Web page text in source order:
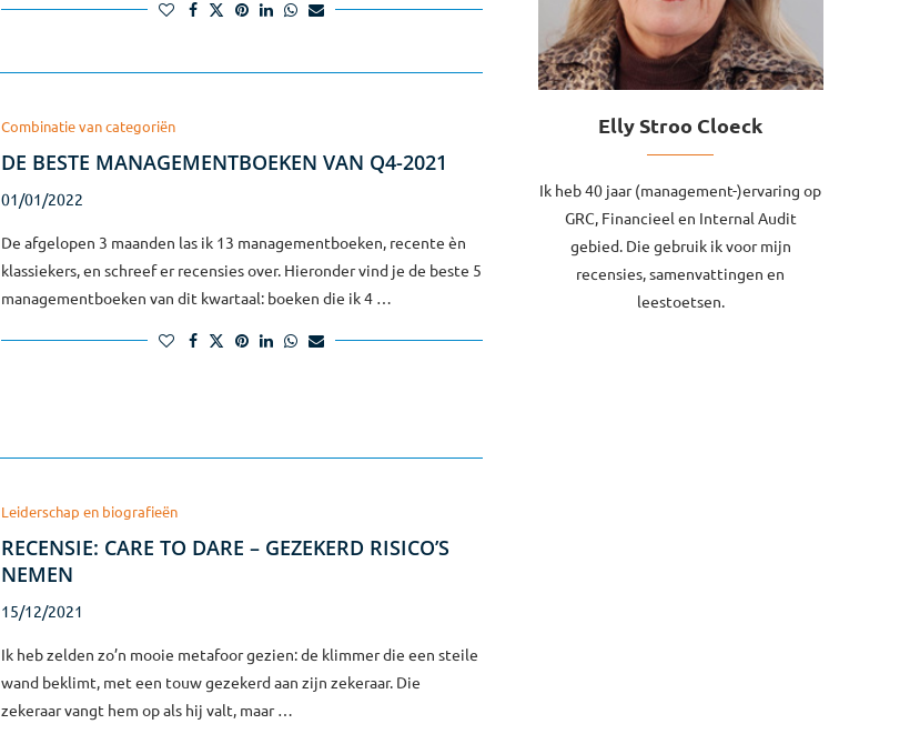
Combinatie van categoriën
DE BESTE MANAGEMENTBOEKEN VAN Q4-2021
01/01/2022
De afgelopen 3 maanden las ik 13 managementboeken, recente èn
klassiekers, en schreef er recensies over. Hieronder vind je de beste 5
managementboeken van dit kwartaal: boeken die ik 4 …
Leiderschap en biografieën
RECENSIE: CARE TO DARE – GEZEKERD RISICO’S
NEMEN
15/12/2021
Ik heb zelden zo’n mooie metafoor gezien: de klimmer die een steile
wand beklimt, met een touw gezekerd aan zijn zekeraar. Die
zekeraar vangt hem op als hij valt, maar …
Elly Stroo Cloeck
Ik heb 40 jaar (management-)ervaring op
GRC, Financieel en Internal Audit
gebied. Die gebruik ik voor mijn
recensies, samenvattingen en
leestoetsen.